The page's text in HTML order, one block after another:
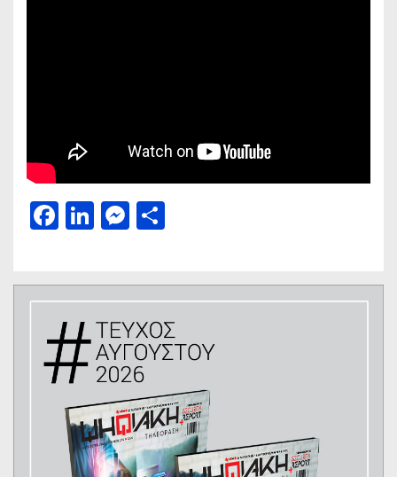
Facebook
LinkedIn
Messenger